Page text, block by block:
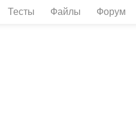
Тесты Файлы Форум